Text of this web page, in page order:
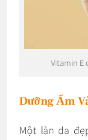
Vitamin E
Dưỡng Ẩm
Một làn da